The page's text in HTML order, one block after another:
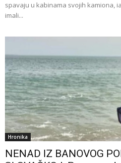
spavaju u kabinama svojih kamiona,
imali...
Hronika
NENAD IZ BANOVOG